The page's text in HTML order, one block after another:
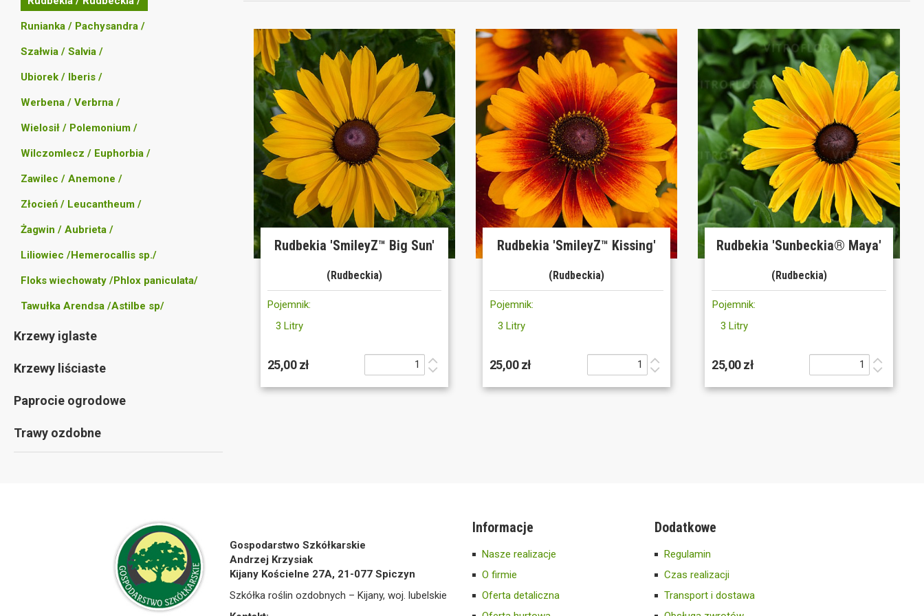
Runianka / Pachysandra /
Szałwia / Salvia /
Ubiorek / Iberis /
Werbena / Verbrna /
Wielosił / Polemonium /
Wilczomlecz / Euphorbia /
Zawilec / Anemone /
Złocień / Leucantheum /
Żagwin / Aubrieta /
Liliowiec /Hemerocallis sp./
Floks wiechowaty /Phlox paniculata/
Tawułka Arendsa /Astilbe sp/
Krzewy iglaste
Krzewy liściaste
Paprocie ogrodowe
Trawy ozdobne
Rudbekia 'SmileyZ™ Big Sun'
(Rudbeckia)
Pojemnik:
3 Litry
25,00 zł
Rudbekia 'SmileyZ™ Kissing'
(Rudbeckia)
Pojemnik:
3 Litry
25,00 zł
Rudbekia 'Sunbeckia® Maya'
(Rudbeckia)
Pojemnik:
3 Litry
25,00 zł
Gospodarstwo Szkółkarskie
Andrzej Krzysiak
Kijany Kościelne 27A, 21-077 Spiczyn
Szkółka roślin ozdobnych – Kijany, woj. lubelskie
Informacje
Nasze realizacje
O firmie
Oferta detaliczna
Dodatkowe
Regulamin
Czas realizacji
Transport i dostawa